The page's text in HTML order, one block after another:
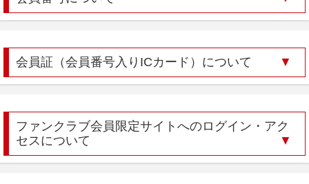
会員証（会員番号入りICカード）について
ファンクラブ会員限定サイトへのログイン・アク
セスについて